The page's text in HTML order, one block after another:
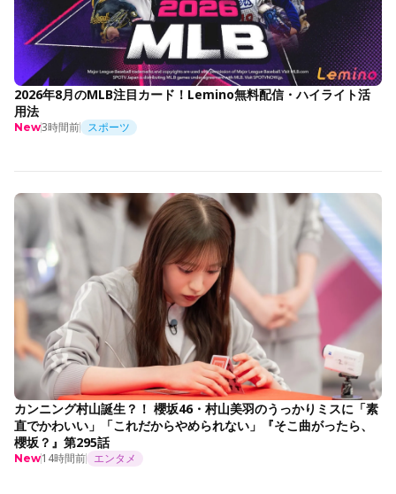
2026年8月のMLB注目カード！Lemino無料配信・ハイライト活
用法
New3時間前 スポーツ
カンニング村山誕生？！ 櫻坂46・村山美羽のうっかりミスに「素
直でかわいい」「これだからやめられない」『そこ曲がったら、
櫻坂？』第295話
New14時間前 エンタメ